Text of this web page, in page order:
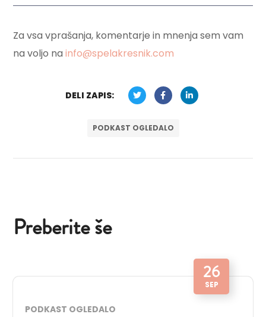
Za vsa vprašanja, komentarje in mnenja sem vam
na voljo nainfo@spelakresnik.com
DELI ZAPIS:
PODKAST OGLEDALO
Preberite še
26
SEP
PODKAST OGLEDALO